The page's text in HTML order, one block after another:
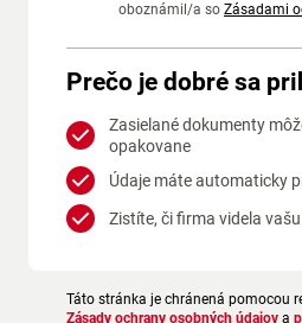
oboznámil/a so Zásadami
Prečo je dobré sa
Zasielané dokumenty
opakovane
Údaje máte automaticky
Zistíte, či firma videla
Táto stránka je chránená pomocou
Zásady ochrany osobných údajov a